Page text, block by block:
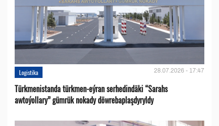
Logistika 28.07.2026 - 17:47
Türkmenistanda türkmen-eýran serhedindäki “Sarahs
awtoýollary” gümrük nokady döwrebaplaşdyryldy